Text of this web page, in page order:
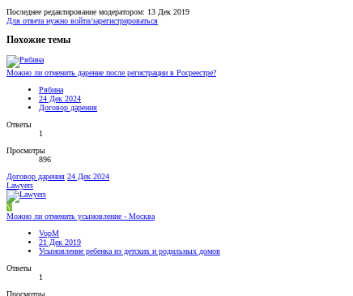
Последнее редактирование модератором: 13 Дек 2019
Для ответа нужно войти/зарегистрироваться
Похожие темы
Можно ли отменить дарение после регистрации в Росреестре?
Рябина
24 Дек 2024
Договор дарения
Ответы
1
Просмотры
896
Договор дарения 24 Дек 2024
Lawyers
V
Можно ли отменить усыновление - Москва
VopM
21 Дек 2019
Усыновление ребенка из детских и родильных домов
Ответы
1
Просмотры